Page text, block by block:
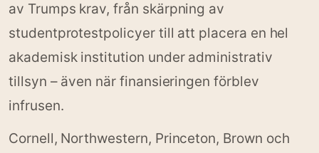
av Trumps krav, från skärpning av
studentprotestpolicyer till att placera en hel
akademisk institution under administrativ
tillsyn – även när finansieringen förblev
infrusen.
Cornell, Northwestern, Princeton, Brown och